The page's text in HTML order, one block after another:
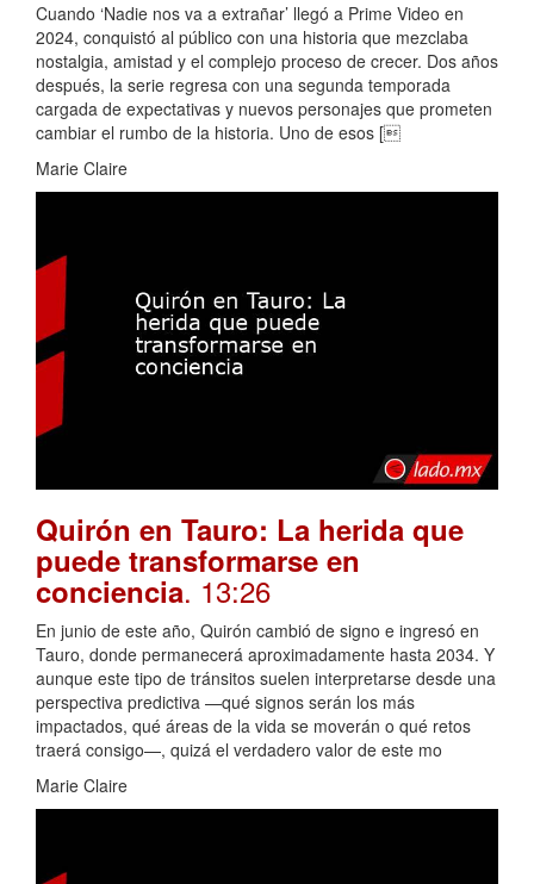
Cuando ‘Nadie nos va a extrañar’ llegó a Prime Video en
2024, conquistó al público con una historia que mezclaba
nostalgia, amistad y el complejo proceso de crecer. Dos años
después, la serie regresa con una segunda temporada
cargada de expectativas y nuevos personajes que prometen
cambiar el rumbo de la historia. Uno de esos [
Marie Claire
Quirón en Tauro: La herida que
puede transformarse en
conciencia. 13:26
En junio de este año, Quirón cambió de signo e ingresó en
Tauro, donde permanecerá aproximadamente hasta 2034. Y
aunque este tipo de tránsitos suelen interpretarse desde una
perspectiva predictiva —qué signos serán los más
impactados, qué áreas de la vida se moverán o qué retos
traerá consigo—, quizá el verdadero valor de este mo
Marie Claire